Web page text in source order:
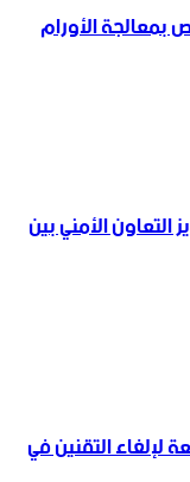
الأورام
‏الأمني ‏بين
لإلغاء التقنين في